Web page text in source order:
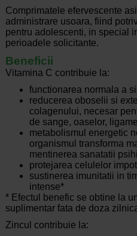
Comprimatele efervescente
administrare usoara, fiind
pentru adolescenti, in special
perioadele solicitante.
Beneficii
Vitamina C contribuie la:
functionarea normala a
reducerea oboselii si
colagenului, necesar
de sange, oaselor,
metabolismul energetic
organismul transforma
mentinerea sanatatii
protejarea celulelor
sustinerea imunitatii in
intense*
* Efectul benefic se obtine la
suplimentar fata de doza
Zincul contribuie la: